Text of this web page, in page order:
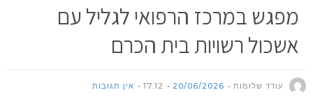
מפגש במרכז הרפואי לגליל עם
אשכול רשויות בית הכרם
עודד שלומות 20/06/2026
17:12 אין תגובות